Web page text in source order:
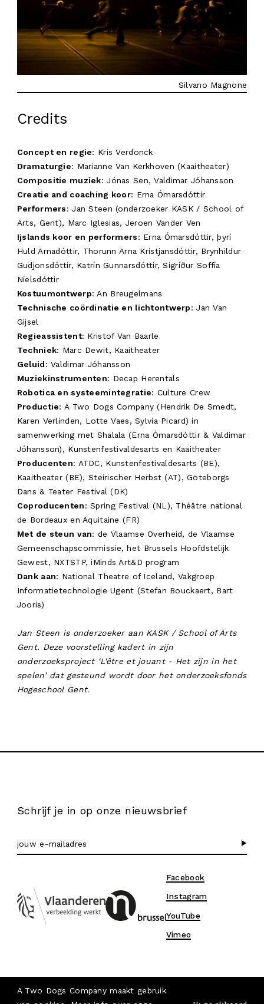
A Two Dogs Company maakt gebruik
Silvano Magnone
Credits
Concept en regie: Kris Verdonck
Dramaturgie: Marianne Van Kerkhoven (Kaaitheater)
Compositie muziek: Jónas Sen, Valdimar Jóhansson
Creatie and coaching koor: Erna Ómarsdóttir
Performers: Jan Steen (onderzoeker KASK / School of
Arts, Gent), Marc Iglesias, Jeroen Vander Ven
Ijslands koor en performers: Erna Ómarsdóttir, þyrí
Huld Arnadóttir, Thorunn Arna Kristjansdóttir, Brynhildur
Gudjonsdóttir, Katrín Gunnarsdóttir, Sigríður Soffía
Níelsdóttir
Kostuumontwerp: An Breugelmans
Technische coördinatie en lichtontwerp: Jan Van
Gijsel
Regieassistent: Kristof Van Baarle
Techniek: Marc Dewit, Kaaitheater
Geluid: Valdimar Jóhansson
Muziekinstrumenten: Decap Herentals
Robotica en systeemintegratie: Culture Crew
Productie: A Two Dogs Company (Hendrik De Smedt,
Karen Verlinden, Lotte Vaes, Sylvia Picard) in
samenwerking met Shalala (Erna Ómarsdóttir & Valdimar
Jóhansson), Kunstenfestivaldesarts en Kaaitheater
Producenten: ATDC, Kunstenfestivaldesarts (BE),
Kaaitheater (BE), Steirischer Herbst (AT), Göteborgs
Dans & Teater Festival (DK)
Coproducenten: Spring Festival (NL), Théâtre national
de Bordeaux en Aquitaine (FR)
Met de steun van: de Vlaamse Overheid, de Vlaamse
Gemeenschapscommissie, het Brussels Hoofdstelijk
Gewest, NXTSTP, iMinds Art&D program
Dank aan: National Theatre of Iceland, Vakgroep
Informatietechnologie Ugent (Stefan Bouckaert, Bart
Jooris)
Jan Steen is onderzoeker aan KASK / School of Arts
Gent. Deze voorstelling kadert in zijn
onderzoeksproject ‘L'être et jouant - Het zijn in het
spelen’ dat gesteund wordt door het onderzoeksfonds
Hogeschool Gent.
Schrijf je in op onze nieuwsbrief
Facebook
Instagram
YouTube
Vimeo
© 2026 A Two Dogs Company